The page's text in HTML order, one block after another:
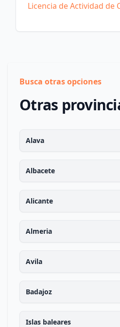
Licencia de Actividad de
Busca otras opciones
Otras
Alava
Albacete
Alicante
Almeria
Avila
Badajoz
Islas baleares